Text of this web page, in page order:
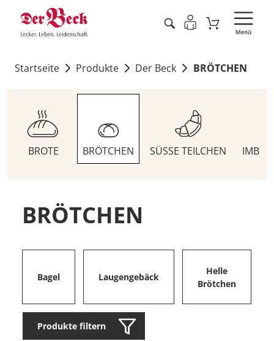
Startseite Produkte Der Beck BRÖTCHEN
BROTE BRÖTCHEN SÜSSE TEILCHEN
BRÖTCHEN
Bagel Laugengebäck
Helle
Brötchen
Produkte filtern